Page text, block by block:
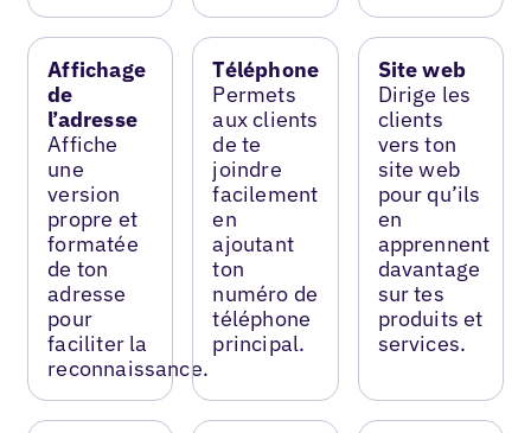
Affichage
de
l’adresse
Affiche
une
version
propre et
formatée
de ton
adresse
pour
faciliter la
reconnaissance.
Téléphone
Permets
aux clients
de te
joindre
facilement
en
ajoutant
ton
numéro de
téléphone
principal.
Site web
Dirige les
clients
vers ton
site web
pour qu’ils
en
apprennent
davantage
sur tes
produits et
services.